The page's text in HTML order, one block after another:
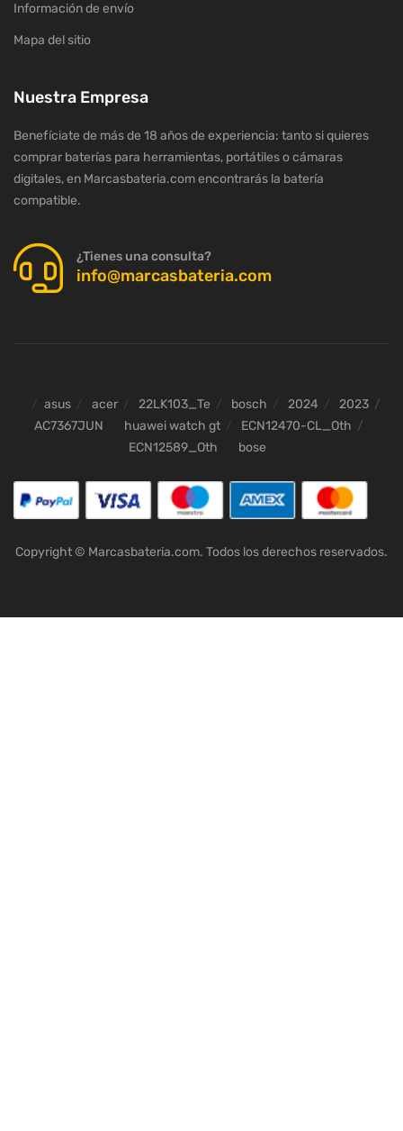
Información de envío
Mapa del sitio
Nuestra Empresa
Benefíciate de más de 18 años de experiencia: tanto si quieres
comprar baterías para herramientas, portátiles o cámaras
digitales, en Marcasbateria.com encontrarás la batería
compatible.
¿Tienes una consulta?
info@marcasbateria.com
asus acer 22LK103_Te bosch 2024
2023
AC7367JUN
huawei watch gt
ECN12470-CL_Oth
ECN12589_Oth
bose
Copyright © Marcasbateria.com. Todos los derechos reservados.